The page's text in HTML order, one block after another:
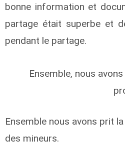
bonne information et
partage était superbe et
pendant le partage.
Ensemble, nous
Ensemble nous avons prit
des mineurs.